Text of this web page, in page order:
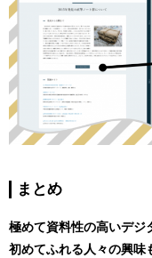
まとめ
極めて資料性の高いデジ
初めてふれる人々の興味